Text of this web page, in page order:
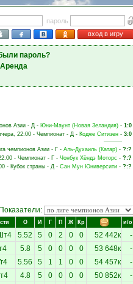
пароль
вход в игру
пароль?
Аренда
Азии - Д - Юни-Маунт (Новая Зеландия) - 1:0
22:00 - Чемпионат - Д - Кодже Ситизен - 3:0
чемпионов Азии - Г - Аль-Духаиль (Катар) - ?:?
- Чемпионат - Г - Чонбук Хёндэ Моторс - ?:?
- Кубок страны - Д - Сан Мун Юниверсити - ?:?
Показатели:
О И Г П Ж Кр и/о
5.52 5 0 2 0 0 52 442к -
5.8 5 0 0 0 0 53 648к -
5.56 5 1 1 0 0 54 457к -
4.8 5 0 0 0 0 50 852к -